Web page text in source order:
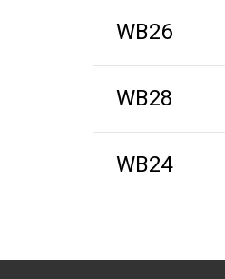
WB26
WB28
WB24